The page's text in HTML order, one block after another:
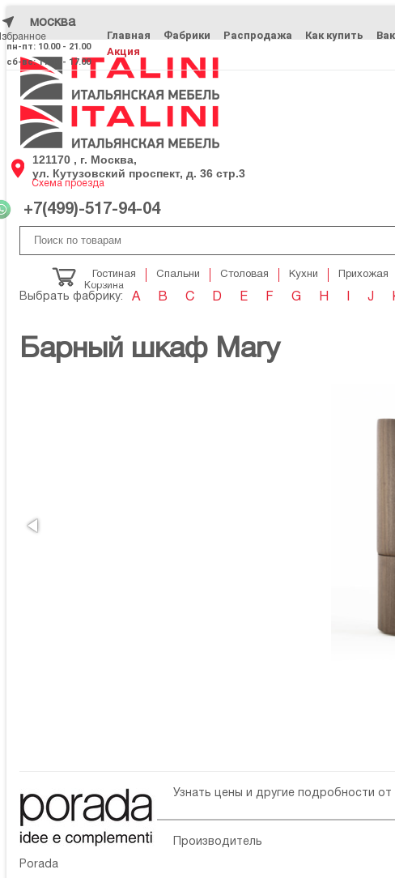
москва
пн-пт: 10.00 - 21.00
сб-вс: 11.00 - 17.00
Главная Фабрики Распродажа Как купить
Акция
121170 , г. Москва,
ул. Кутузовский проспект, д. 36 стр.3
Схема проезда
+7(499)-517-94-04
Корзина
Гостиная Спальни Столовая Кухни Прихожая
Выбрать фабрику: A B C D E F G H J
Барный шкаф Mary
Узнать цены и другие подробности
Производитель
Porada